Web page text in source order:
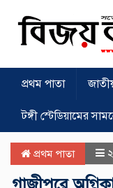
প্রথম পাতা
টঙ্গী স্টেডিয়ামের
প্রথম পাতা